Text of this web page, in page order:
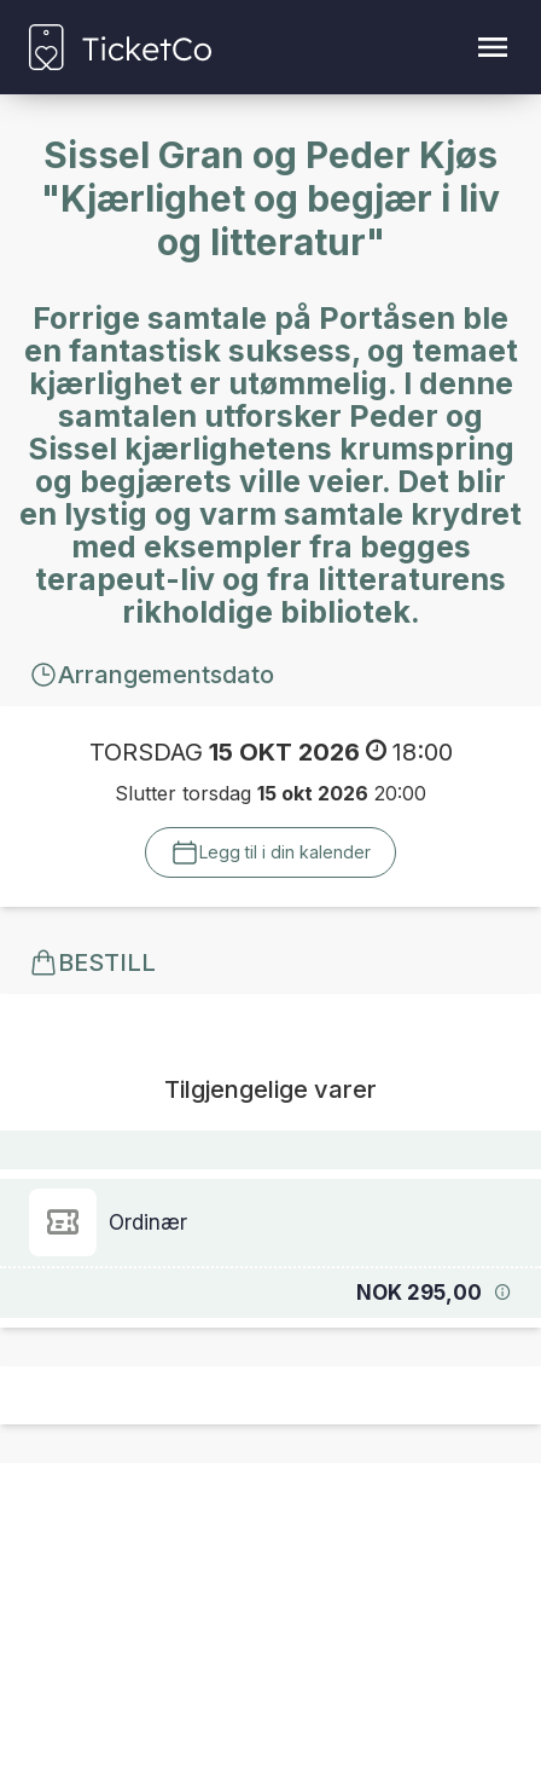
Sissel Gran og Peder Kjøs
"Kjærlighet og begjær i liv
og litteratur"
Forrige samtale på Portåsen ble
en fantastisk suksess, og temaet
kjærlighet er utømmelig. I denne
samtalen utforsker Peder og
Sissel kjærlighetens krumspring
og begjærets ville veier. Det blir
en lystig og varm samtale krydret
med eksempler fra begges
terapeut-liv og fra litteraturens
rikholdige bibliotek.
Arrangementsdato
TORSDAG 15 OKT 2026 18:00
Slutter torsdag 15 okt 2026 20:00
Legg til i din kalender
BESTILL
Tilgjengelige varer
Ordinær
NOK 295,00